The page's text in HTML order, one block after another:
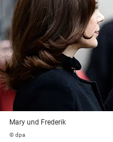
Mary und Frederik
© dpa